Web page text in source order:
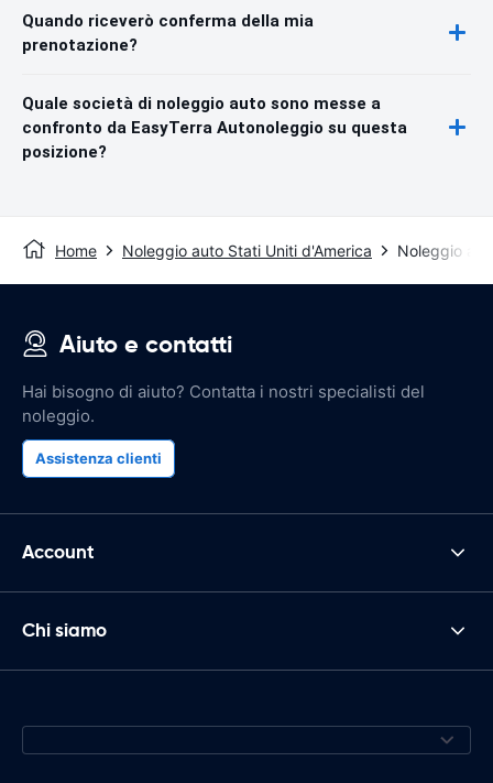
Quando riceverò conferma della mia
prenotazione?
Quale società di noleggio auto sono messe a
confronto da EasyTerra Autonoleggio su questa
posizione?
Home Noleggio auto Stati Uniti d'America Noleggio
Aiuto e contatti
Hai bisogno di aiuto? Contatta i nostri specialisti del
noleggio.
Assistenza clienti
Account
Chi siamo